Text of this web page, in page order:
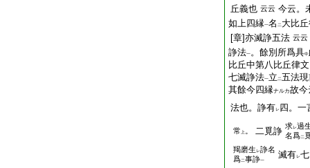
丘義也 云云 今云。
如上四縁一名 二 大比
[章]亦滅諍五法 云云
諍法一。餘別所爲具中
比丘中第八比丘律
七滅諍法一立 二五法
其餘今四縁ナルカ故今
法也。諍有レ四。一
常 上 。 二覓諍 求レ過
名爲二
羯磨生 レ諍名
爲二事諍一
滅有レ